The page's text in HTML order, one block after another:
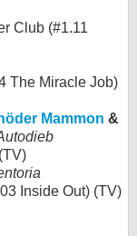
Club (#1.11
The Miracle Job)
Mammon &
Inside Out) (TV)